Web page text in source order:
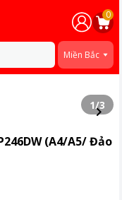
0
Miền Bắc
1/3
(A4/A5/ Đảo